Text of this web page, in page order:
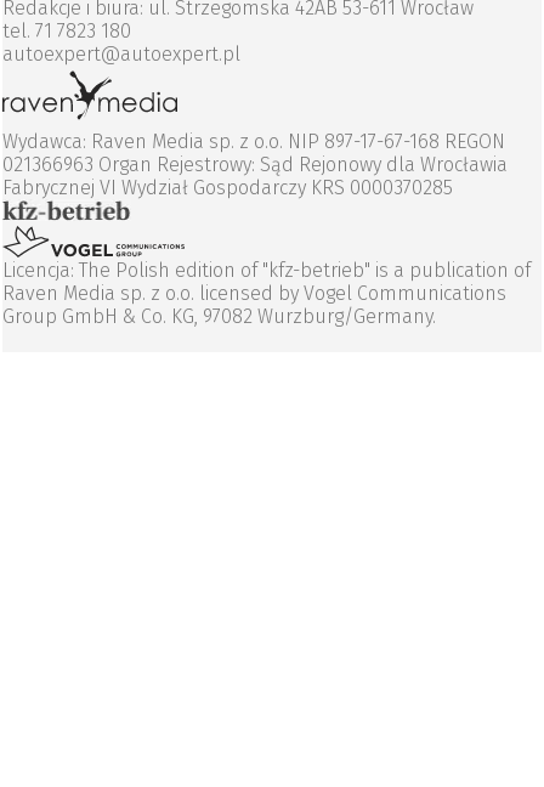
Redakcje i biura: ul. Strzegomska 42AB 53-611 Wrocław
tel. 71 7823 180
autoexpert@autoexpert.pl
Wydawca: Raven Media sp. z o.o. NIP 897-17-67-168 REGON
021366963 Organ Rejestrowy: Sąd Rejonowy dla Wrocławia
Fabrycznej VI Wydział Gospodarczy KRS 0000370285
Licencja: The Polish edition of "kfz-betrieb" is a publication of
Raven Media sp. z o.o. licensed by Vogel Communications
Group GmbH & Co. KG, 97082 Wurzburg/Germany.